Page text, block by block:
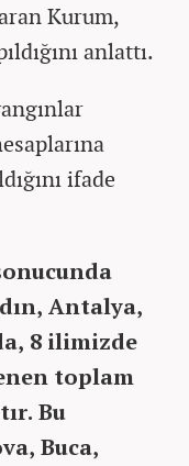
Kurum,
anlattı.
ifade
Antalya,
8 ilimizde
toplam
Bu
Buca,